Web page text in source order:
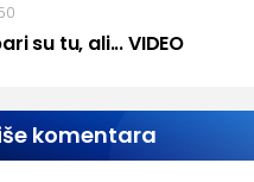
su tu, ali... VIDEO
komentara